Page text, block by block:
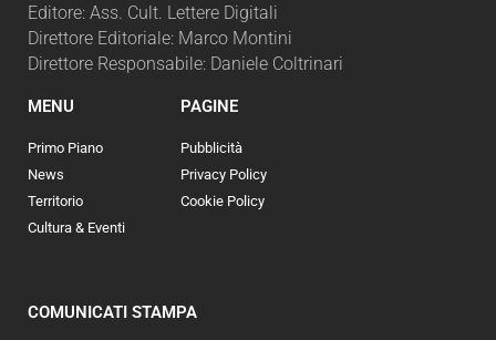
Editore: Ass. Cult. Lettere Digitali
Direttore Editoriale: Marco Montini
Direttore Responsabile: Daniele Coltrinari
MENU
Primo Piano
News
Territorio
Cultura & Eventi
PAGINE
Pubblicità
Privacy Policy
Cookie Policy
COMUNICATI STAMPA